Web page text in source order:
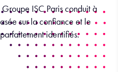
ISC Paris conduit à
sur la confiance et le
identifiés.